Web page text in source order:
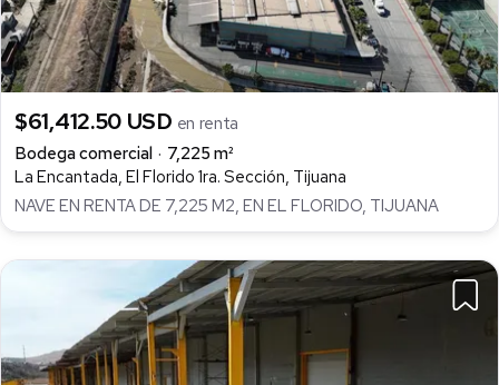
$61,412.50 USD en renta
Bodega comercial
7,225 m²
La Encantada, El Florido 1ra. Sección, Tijuana
NAVE EN RENTA DE 7,225 M2, EN EL FLORIDO, TIJUANA